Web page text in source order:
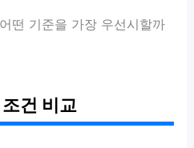
떤 기준을 가장 우선시할까
건 비교